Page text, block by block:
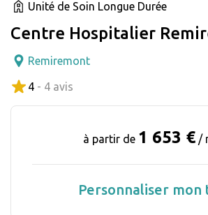
Unité de Soin Longue Durée
Centre Hospitalier
Remiremont
4 - 4 avis
à partir de 1 653 € /
Personnaliser